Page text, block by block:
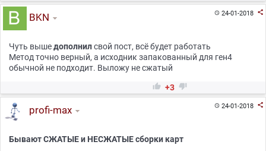
24-01-2018 
BKN
Чуть вышедополнилсвой пост, всё будет работать
Метод точно верный, а исходник запакованный для ген4
обычной не подходит. Выложу не сжатый
 +3 
24-01-2018 
profi-max
Бывают СЖАТЫЕ и НЕСЖАТЫЕ сборки карт